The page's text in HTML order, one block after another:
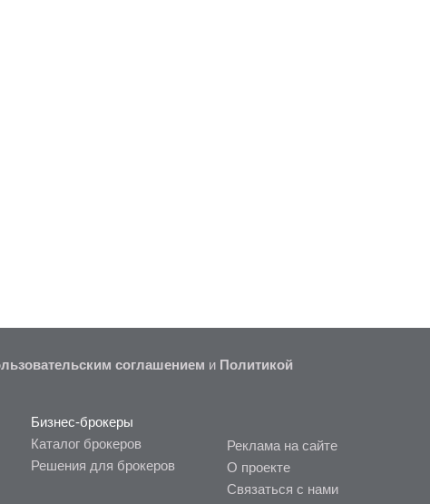
соглашением и Политикой
Бизнес-брокеры
Каталог брокеров
Решения для брокеров
Реклама на сайте
О проекте
Связаться с нами